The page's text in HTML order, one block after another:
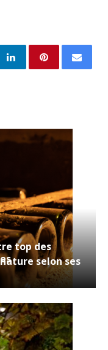
top des
selon ses